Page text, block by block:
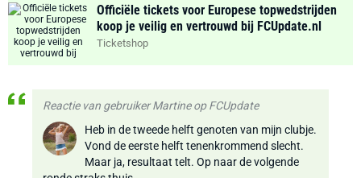
Officiële tickets voor Europese topwedstrijden
koop je veilig en vertrouwd bij FCUpdate.nl
Ticketshop
Reactie van gebruiker Martine op FCUpdate
Heb in de tweede helft genoten van mijn clubje.
Vond de eerste helft tenenkrommend slecht.
Maar ja, resultaat telt. Op naar de volgende